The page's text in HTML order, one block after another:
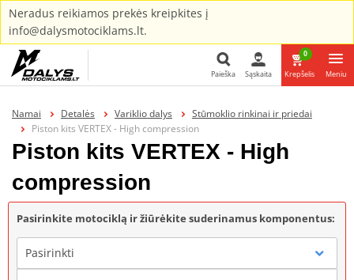
Neradus reikiamos prekės kreipkites į
info@dalysmotociklams.lt.
Paieška
Paieška Sąskaita
0
Krepšelis Meniu
Namai Detalės Variklio dalys
Stūmoklio rinkinai ir priedai
Piston kits VERTEX - High compression
Piston kits VERTEX - High
compression
Pasirinkite motociklą ir žiūrėkite suderinamus komponentus:
Pasirinkti